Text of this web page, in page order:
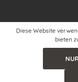
Diese Website
bieten